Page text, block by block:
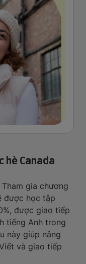
hè Canada
Tham gia chương
được học tập
được giao tiếp
tiếng Anh trong
này giúp nâng
và giao tiếp